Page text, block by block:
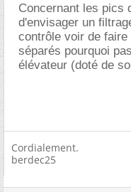
Concernant les pics
d'envisager un
contrôle voir de
séparés pourquoi
élévateur (doté de
Cordialement.
berdec25